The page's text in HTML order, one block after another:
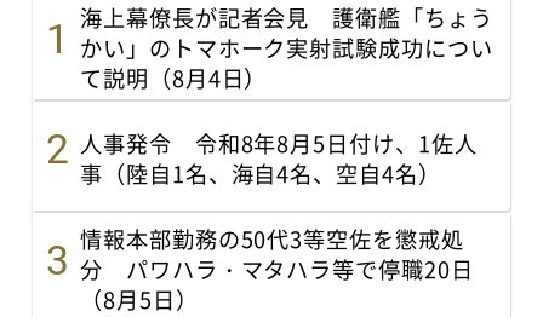
海上幕僚長が記者会見 護衛艦「ちょう
かい」のトマホーク実射試験成功につい
て説明（8月4日）
人事発令 令和8年8月5日付け、1佐人
事（陸自1名、海自4名、空自4名）
情報本部勤務の50代3等空佐を懲戒処
分 パワハラ・マタハラ等で停職20日
（8月5日）